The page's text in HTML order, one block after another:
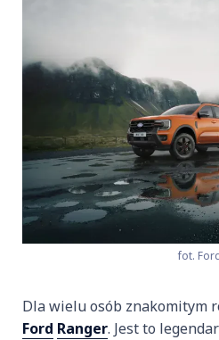
fot.
Dla wielu osób znakomitym
Ford Ranger. Jest to